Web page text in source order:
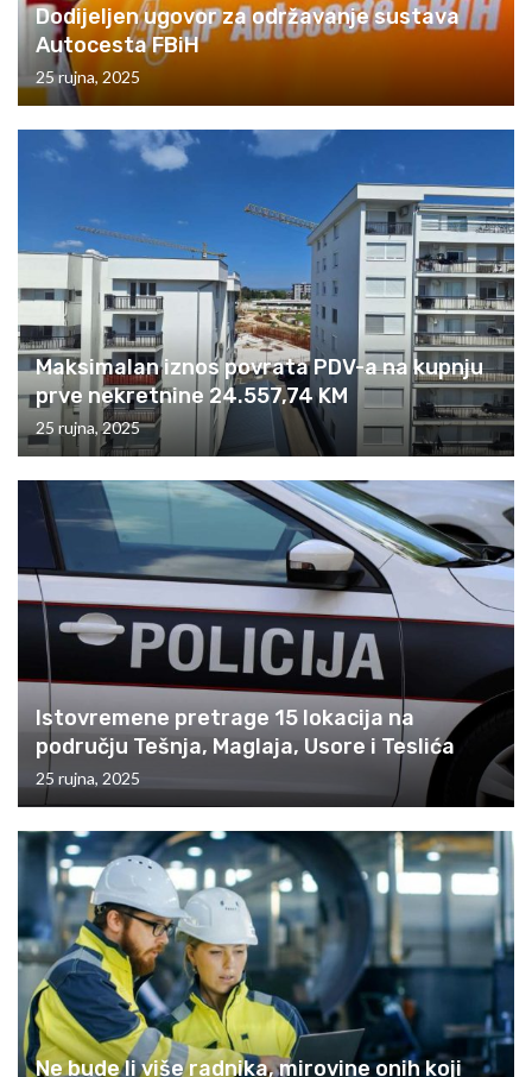
Dodijeljen ugovor za održavanje sustava
Autocesta FBiH
25 rujna, 2025
Maksimalan iznos povrata PDV-a na kupnju
prve nekretnine 24.557,74 KM
25 rujna, 2025
Istovremene pretrage 15 lokacija na
području Tešnja, Maglaja, Usore i Teslića
25 rujna, 2025
Ne bude li više radnika, mirovine onih koji